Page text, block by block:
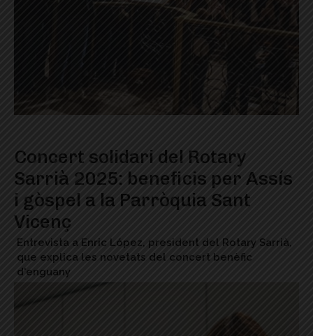
Concert solidari del Rotary
Sarrià 2025: beneficis per Assís
i gòspel a la Parròquia Sant
Vicenç
Entrevista a Enric López, president del Rotary Sarrià,
que explica les novetats del concert benèfic
d'enguany